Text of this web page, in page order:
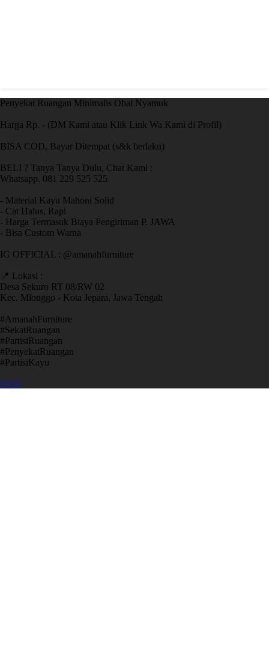
Penyekat Ruangan Minimalis Obat Nyamuk
Harga Rp. - (DM Kami atau Klik Link Wa Kami di Profil)
BISA COD, Bayar Ditempat (s&k berlaku)
BELI ? Tanya Tanya Dulu, Chat Kami :
Whatsapp. 081 229 525 525
- Material Kayu Mahoni Solid
- Cat Halus, Rapi
- Harga Termasuk Biaya Pengiriman P. JAWA
- Bisa Custom Warna
IG OFFICIAL : @amanahfurniture
📍 Lokasi :
Desa Sekuro RT 08/RW 02
Kec. Mlonggo - Kota Jepara, Jawa Tengah
​#AmanahFurniture
​#SekatRuangan
​#PartisiRuangan
​#PenyekatRuangan
​#PartisiKayu
Open